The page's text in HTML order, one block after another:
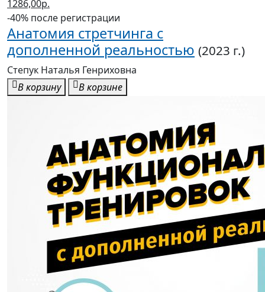
любой домашней библиотеки. А если тема большой
иллюстрированной энциклопедии, которую Вы
хотите преподнести на юбилей или день рождения,
совпадает с увлечениями получателя презента, то
лучшего подарка и не придумать.
Акция проходит с 22 февраля до 12 марта во всех
магазинах ПродаЛитЪ и на сайтеwww.prodalit.ru
Большая энциклопедия